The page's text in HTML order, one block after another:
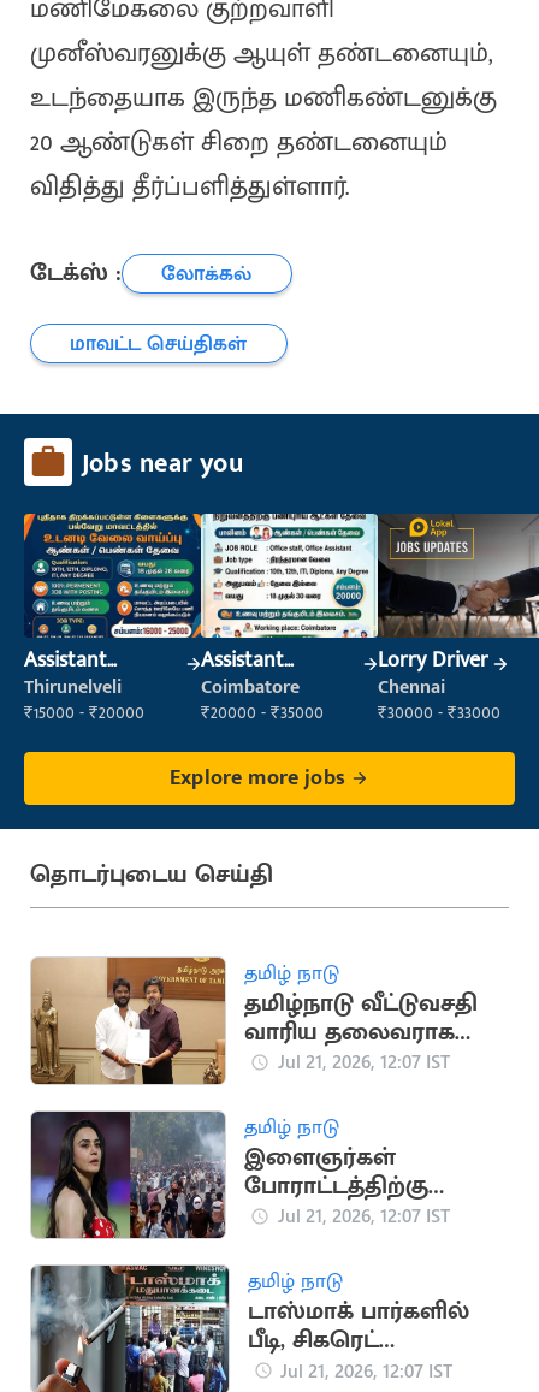
மணிமேகலை குற்றவாளி
முனீஸ்வரனுக்கு ஆயுள் தண்டனையும்,
உடந்தையாக இருந்த மணிகண்டனுக்கு
20 ஆண்டுகள் சிறை தண்டனையும்
விதித்து தீர்ப்பளித்துள்ளார்.
டேக்ஸ் :
லோக்கல்
மாவட்ட செய்திகள்
Jobs near you
Assistant
Manager
Thirunelveli
₹15000 - ₹20000
Assistant
Manager
Coimbatore
₹20000 - ₹35000
Lorry Driver
Chennai
₹30000 - ₹33000
Explore more jobs
தொடர்புடைய செய்தி
தமிழ் நாடு
தமிழ்நாடு வீட்டுவசதி
வாரிய தலைவராக
தவெக நிர்வாகி சிவா
Jul 21, 2026, 12:07 IST
தமிழ் நாடு
இளைஞர்கள்
போராட்டத்திற்கு
நடிகை ப்ரீத்தி ஜிந்தா
Jul 21, 2026, 12:07 IST
தமிழ் நாடு
டாஸ்மாக் பார்களில்
பீடி, சிகரெட்
விற்பனைக்குத் தடை
Jul 21, 2026, 12:07 IST